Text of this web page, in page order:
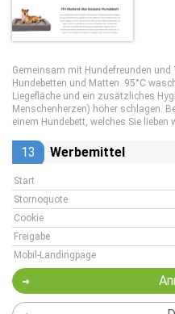
Gemeinsam mit Hundefreunden
Hundebetten und Matten. 95°C
Liegefläche und ein zusätzliches
Menschenherzen) höher schlagen.
einem Hundebett, welches Sie lieben
13 Werbemittel
Start
Stornoquote
Cookie
Freigabe
Mobil-Landingpage